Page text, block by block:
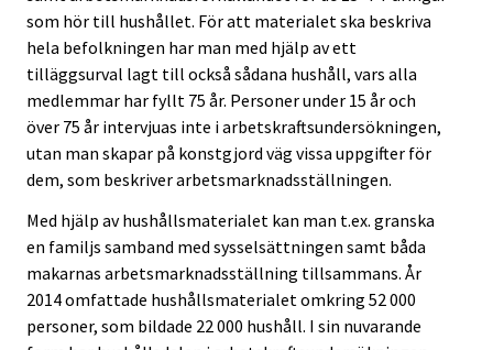
som hör till hushållet. För att materialet ska beskriva
hela befolkningen har man med hjälp av ett
tilläggsurval lagt till också sådana hushåll, vars alla
medlemmar har fyllt 75 år. Personer under 15 år och
över 75 år intervjuas inte i arbetskraftsundersökningen,
utan man skapar på konstgjord väg vissa uppgifter för
dem, som beskriver arbetsmarknadsställningen.
Med hjälp av hushållsmaterialet kan man t.ex. granska
en familjs samband med sysselsättningen samt båda
makarnas arbetsmarknadsställning tillsammans. År
2014 omfattade hushållsmaterialet omkring 52 000
personer, som bildade 22 000 hushåll. I sin nuvarande